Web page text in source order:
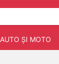
AUTO ȘI MOTO